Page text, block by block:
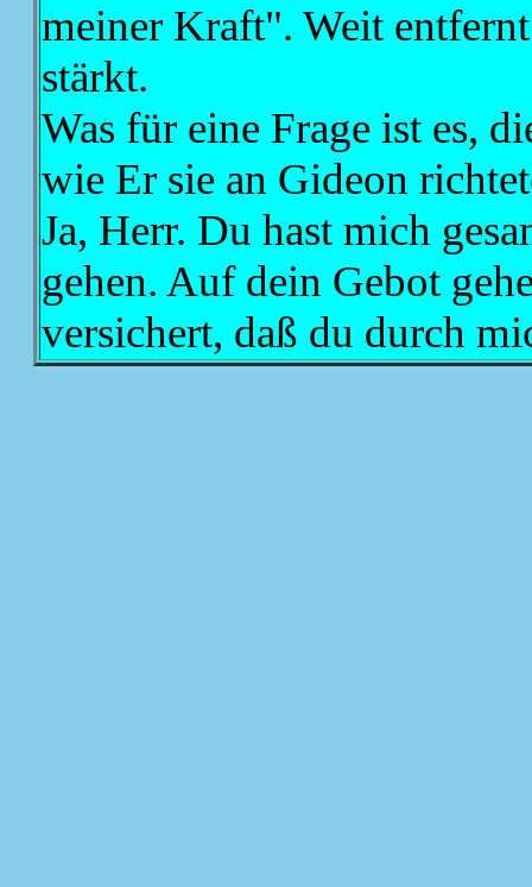
meiner Kraft". Weit
stärkt.
Was für eine Frage ist es,
wie Er sie an Gideon
Ja, Herr. Du hast mich
gehen. Auf dein Gebot
versichert, daß du durch